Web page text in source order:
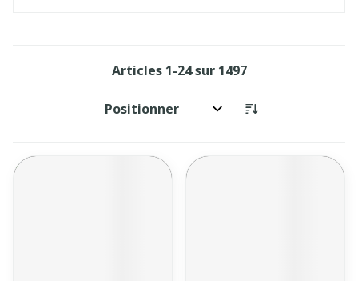
Articles 1-24sur 1497
Trier par: